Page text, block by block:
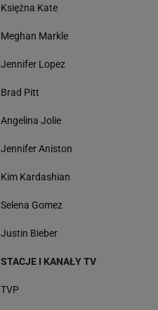
Księżna Kate
Meghan Markle
Jennifer Lopez
Brad Pitt
Angelina Jolie
Jennifer Aniston
Kim Kardashian
Selena Gomez
Justin Bieber
STACJE I KANAŁY TV
TVP